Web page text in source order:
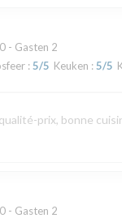
- Gasten 2
: 5/5 Keuken : 5/5
prix, bonne
- Gasten 2